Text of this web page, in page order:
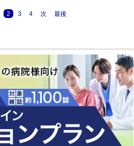
2 3 4 次 最後